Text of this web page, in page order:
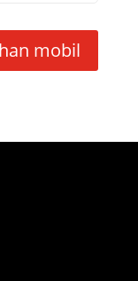
mobil